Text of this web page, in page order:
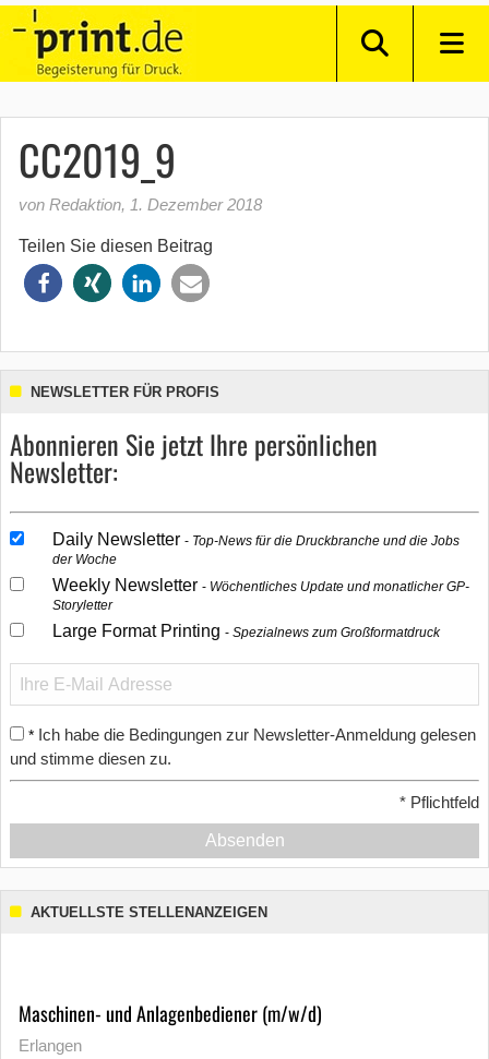
CC2019_9
von Redaktion, 1. Dezember 2018
Teilen Sie diesen Beitrag
NEWSLETTER FÜR PROFIS
Abonnieren Sie jetzt Ihre persönlichen
Newsletter:
Daily Newsletter
Top-News für die Druckbranche und die Jobs
der Woche
Weekly Newsletter
Wöchentliches Update und monatlicher GP-
Storyletter
Large Format Printing Spezialnews zum Großformatdruck
* Ich habe die Bedingungen zur Newsletter-Anmeldung gelesen
und stimme diesen zu.
* Pflichtfeld
Absenden
AKTUELLSTE STELLENANZEIGEN
Maschinen- und Anlagenbediener (m/w/d)
Erlangen